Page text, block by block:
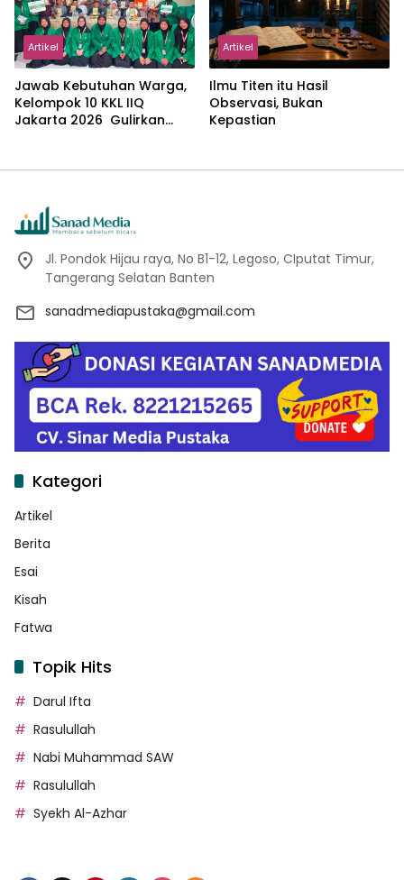
Artikel
Jawab Kebutuhan Warga,
Kelompok 10 KKL IIQ
Jakarta 2026 Gulirkan
Artikel
Ilmu Titen itu Hasil
Observasi, Bukan
Kepastian
Jl. Pondok Hijau raya, No B1-12, Legoso, CIputat Timur,
Tangerang Selatan Banten
sanadmediapustaka@gmail.com
Kategori
Artikel
Berita
Esai
Kisah
Fatwa
Topik Hits
Darul Ifta
Rasulullah
Nabi Muhammad SAW
Rasulullah
Syekh Al-Azhar